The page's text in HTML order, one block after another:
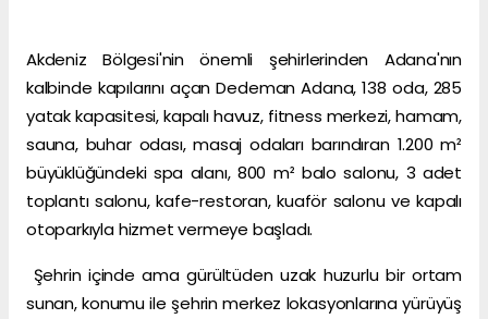
Akdeniz Bölgesi'nin önemli şehirlerinden Adana'nın
kalbinde kapılarını açan Dedeman Adana, 138 oda, 285
yatak kapasitesi, kapalı havuz, fitness merkezi, hamam,
sauna, buhar odası, masaj odaları barındıran 1.200 m²
büyüklüğündeki spa alanı, 800 m² balo salonu, 3 adet
toplantı salonu, kafe-restoran, kuaför salonu ve kapalı
otoparkıyla hizmet vermeye başladı.
Şehrin içinde ama gürültüden uzak huzurlu bir ortam
sunan, konumu ile şehrin merkez lokasyonlarına yürüyüş